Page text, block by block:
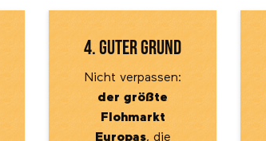
4. guter Grund
Nicht verpassen:
der größte
Flohmarkt
Europas, die